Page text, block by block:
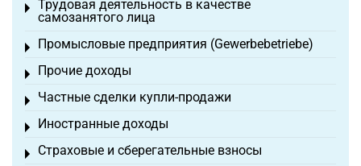
Трудовая деятельность в качестве
самозанятого лица
Toggle menu
Промысловые предприятия (Gewerbebetriebe)
Toggle menu
Прочие доходы
Toggle menu
Частные сделки купли-продажи
Toggle menu
Иностранные доходы
Toggle menu
Страховые и сберегательные взносы
Toggle menu